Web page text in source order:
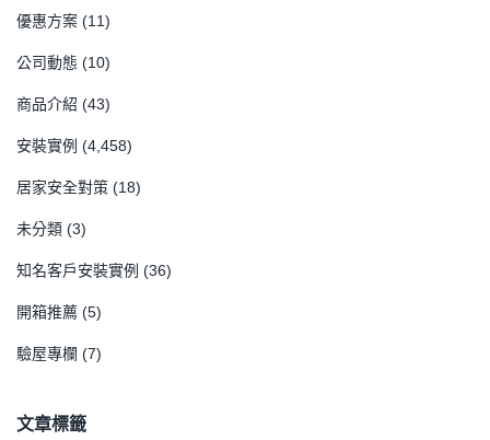
優惠方案 (11)
公司動態 (10)
商品介紹 (43)
安裝實例 (4,458)
居家安全對策 (18)
未分類 (3)
知名客戶安裝實例 (36)
開箱推薦 (5)
驗屋專欄 (7)
文章標籤